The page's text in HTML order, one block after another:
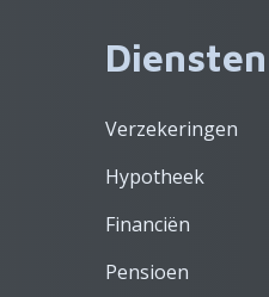
Diensten
Verzekeringen
Hypotheek
Financiën
Pensioen